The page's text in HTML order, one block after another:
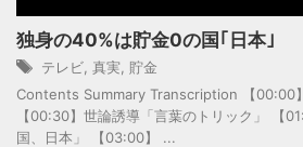
独身の40%は貯金0の国｢日本｣
テレビ 真実 貯金
Contents Summary Transcription 【00:00
【00:30】世論誘導「言葉のトリック」 【
国、日本」 【03:00】 ...